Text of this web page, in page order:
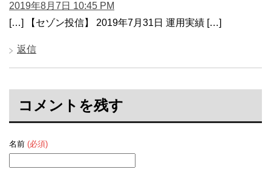
2019年8月7日 10:45 PM
[…] 【セゾン投信】 2019年7月31日 運用実績 […]
返信
コメントを残す
名前 (必須)